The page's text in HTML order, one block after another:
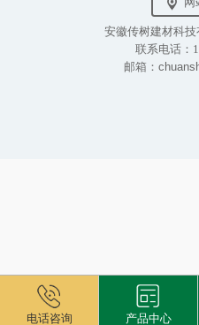
网
安徽传树建材科
联系电话：
邮箱：
电话咨询 产品中心